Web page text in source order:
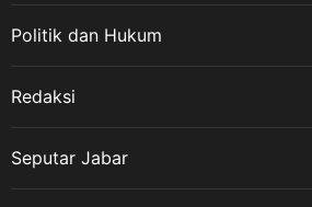
Politik dan Hukum
Redaksi
Seputar Jabar